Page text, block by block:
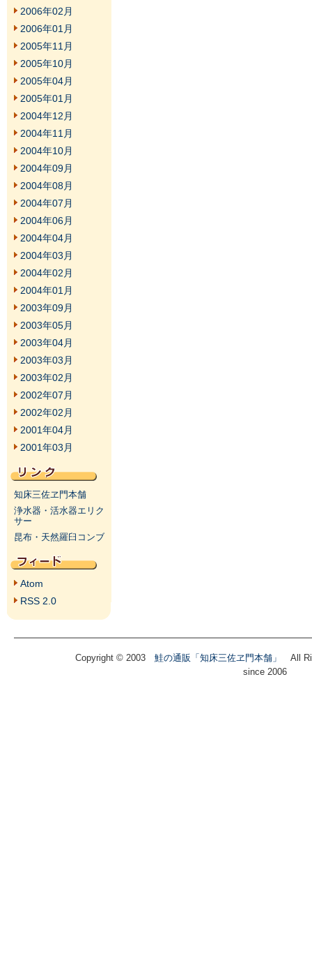
2006年02月
2006年01月
2005年11月
2005年10月
2005年04月
2005年01月
2004年12月
2004年11月
2004年10月
2004年09月
2004年08月
2004年07月
2004年06月
2004年04月
2004年03月
2004年02月
2004年01月
2003年09月
2003年05月
2003年04月
2003年03月
2003年02月
2002年07月
2002年02月
2001年04月
2001年03月
知床三佐ヱ門本舗
浄水器・活水器エリク
サー
昆布・天然羅臼コンブ
Atom
RSS 2.0
Copyright © 2003 鮭の通販「知床三佐ヱ門本舗」
All
since 2006